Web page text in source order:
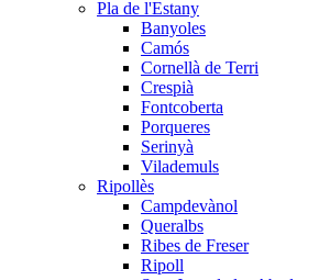
Pla de l'Estany
Banyoles
Camós
Cornellà de Terri
Crespià
Fontcoberta
Porqueres
Serinyà
Vilademuls
Ripollès
Campdevànol
Queralbs
Ribes de Freser
Ripoll